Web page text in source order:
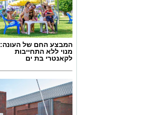
המבצע החם של העונה:
מנוי ללא התחייבות
לקאנטרי בת ים